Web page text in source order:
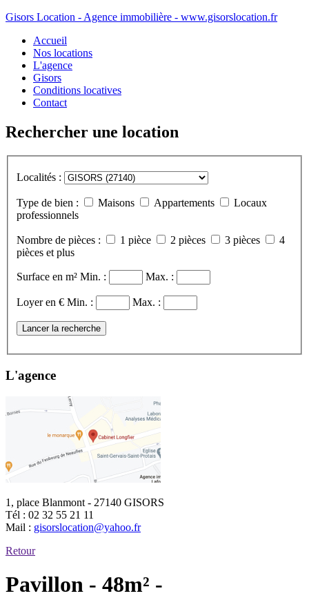
Gisors Location - Agence immobilière - www.gisorslocation.fr
Accueil
Nos locations
L'agence
Gisors
Conditions locatives
Contact
Rechercher une location
Localités :
Type de bien : Maisons Appartements
Locaux
professionnels
Nombre de pièces : 1 pièce 2 pièces 3 pièces
4
pièces et plus
Surface en m² Min. : Max. :
Loyer en € Min. : Max. :
Lancer la recherche
L'agence
1, place Blanmont - 27140 GISORS
Tél : 02 32 55 21 11
Mail : gisorslocation@yahoo.fr
Retour
Pavillon - 48m² -